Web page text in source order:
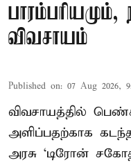
விவசாயம்
Published on: 07 Aug 2026,
விவசாயத்தில்
அளிப்பதற்காக
அரசு ‘டிரோன்